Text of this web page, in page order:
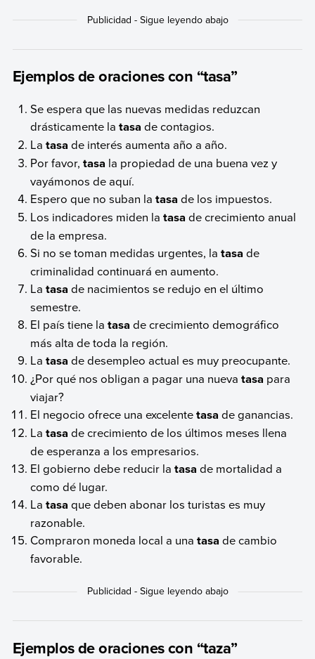
Ejemplos de oraciones con “tasa”
Se espera que las nuevas medidas reduzcan
drásticamente latasa de contagios.
Latasa de interés aumenta año a año.
Por favor,tasa la propiedad de una buena vez y
vayámonos de aquí.
Espero que no suban latasa de los impuestos.
Los indicadores miden latasa de crecimiento anual
de la empresa.
Si no se toman medidas urgentes, latasa de
criminalidad continuará en aumento.
Latasa de nacimientos se redujo en el último
semestre.
El país tiene latasa de crecimiento demográfico
más alta de toda la región.
Latasa de desempleo actual es muy preocupante.
¿Por qué nos obligan a pagar una nuevatasa para
viajar?
El negocio ofrece una excelentetasa de ganancias.
Latasa de crecimiento de los últimos meses llena
de esperanza a los empresarios.
El gobierno debe reducir latasa de mortalidad a
como dé lugar.
Latasa que deben abonar los turistas es muy
razonable.
Compraron moneda local a unatasa de cambio
favorable.
Ejemplos de oraciones con “taza”